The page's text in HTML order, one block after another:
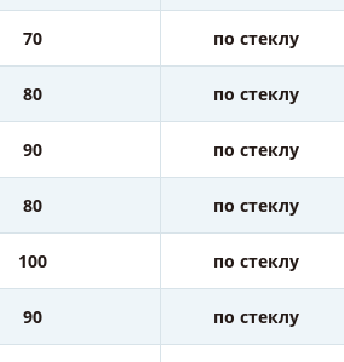
70 по стеклу
80 по стеклу
90 по стеклу
80 по стеклу
100 по стеклу
90 по стеклу